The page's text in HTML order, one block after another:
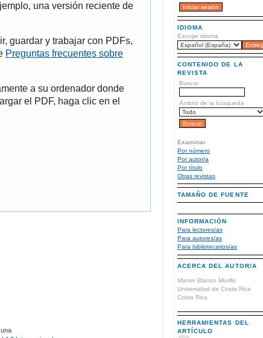
IDIOMA
Escoge idioma
CONTENIDO DE LA
REVISTA
Buscar
Ámbito de la búsqueda
Examinar
Por número
Por autor/a
Por título
Otras revistas
TAMAÑO DE FUENTE
INFORMACIÓN
Para lectores/as
Para autores/as
Para bibliotecarios/as
ACERCA DEL AUTOR/A
Marvin Blanco Murillo
Universidad de Costa Rica
Costa Rica
HERRAMIENTAS DEL
ARTÍCULO
una versión reciente de
guardar y trabajar con PDFs,
Preguntas frecuentes sobre
a su ordenador donde
el PDF, haga clic en el